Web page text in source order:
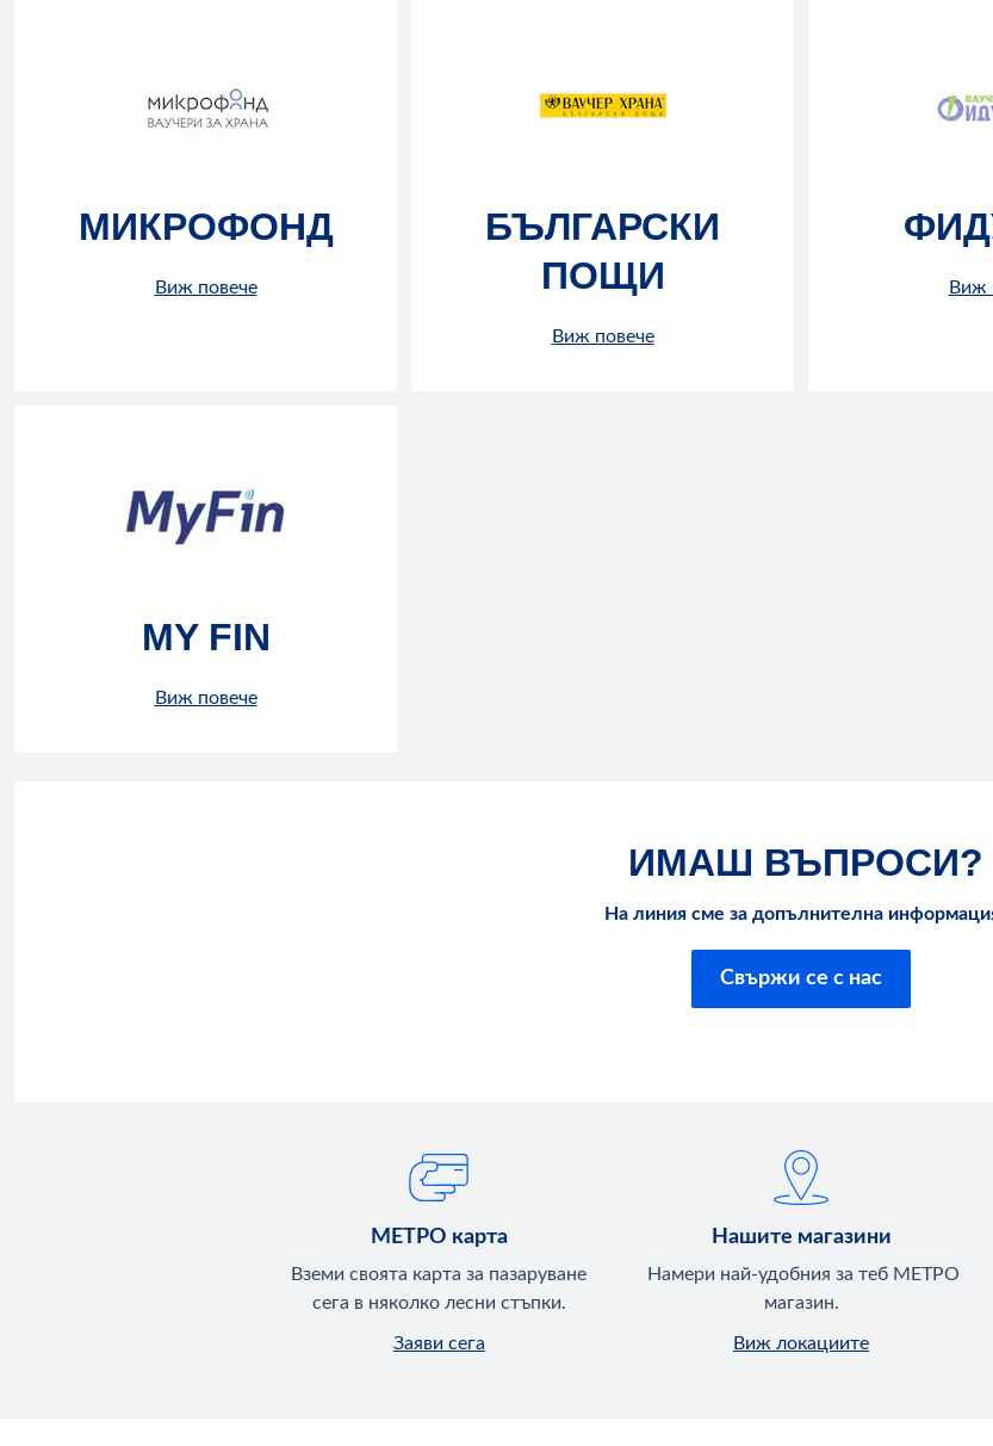
МИКРОФОНД
Виж повече
БЪЛГАРСКИ
ПОЩИ
Виж повече
Виж
MY FIN
Виж повече
ИМАШ ВЪПРОСИ?
На линия сме за допълнителна
Свържи се с нас
МЕТРО карта
Вземи своята карта за пазаруване
сега в няколко лесни стъпки.
Заяви сега
Нашите магазини
Намери най-удобния за теб МЕТРО
магазин.
Виж локациите